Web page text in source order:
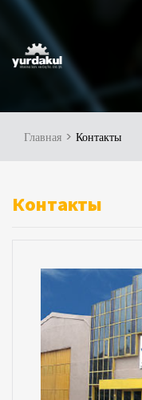
Главная Контакты
Контакты